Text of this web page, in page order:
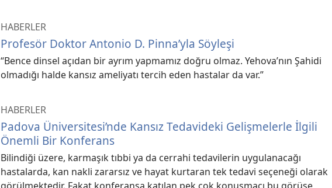
HABERLER
Profesör Doktor Antonio D. Pinna’yla Söyleşi
“Bence dinsel açıdan bir ayrım yapmamız doğru olmaz. Yehova’nın Şahidi
olmadığı halde kansız ameliyatı tercih eden hastalar da var.”
HABERLER
Padova Üniversitesi’nde Kansız Tedavideki Gelişmelerle İlgili
Önemli Bir Konferans
Bilindiği üzere, karmaşık tıbbi ya da cerrahi tedavilerin uygulanacağı
hastalarda, kan nakli zararsız ve hayat kurtaran tek tedavi seçeneği olarak